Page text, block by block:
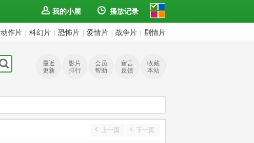
我的小屋 播放记录
动作片 科幻片 恐怖片 爱情片 战争片 剧情片
最近
更新
影片
排行
会员
帮助
留言
反馈
收藏
本站
上一页 下一页